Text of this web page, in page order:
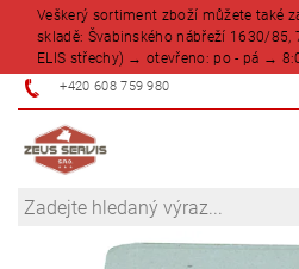
Veškerý sortiment zboží můžete také
skladě: Švabinského nábřeží 1630/85,
ELIS střechy) → otevřeno: po - pá →
+420 608 759 980